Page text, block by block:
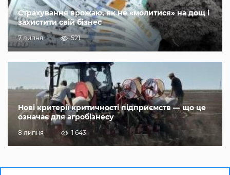
Страхування врожаю, як не «молитися» на дощ і
захистити свій бізнес
7 липня 521
Нові критерії критичності підприємств — що це
означає для агробізнесу
8 липня 1 643